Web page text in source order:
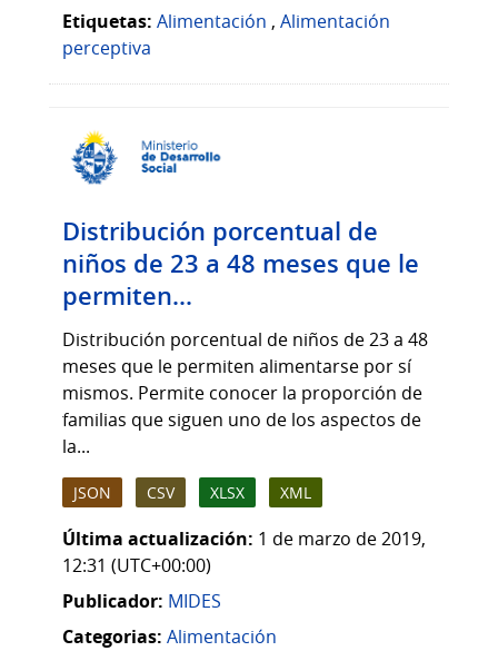
Etiquetas: Alimentación , Alimentación
perceptiva
Distribución porcentual de
niños de 23 a 48 meses que le
permiten...
Distribución porcentual de niños de 23 a 48
meses que le permiten alimentarse por sí
mismos. Permite conocer la proporción de
familias que siguen uno de los aspectos de
la...
JSON CSV XLSX XML
Última actualización: 1 de marzo de 2019,
12:31 (UTC+00:00)
Publicador: MIDES
Categorias: Alimentación